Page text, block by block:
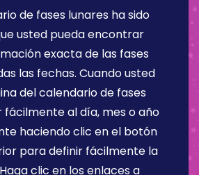
de fases lunares ha sido
usted pueda encontrar
exacta de las fases
las fechas. Cuando usted
del calendario de fases
fácilmente al día, mes o año
haciendo clic en el botón
para definir fácilmente la
clic en los enlaces a